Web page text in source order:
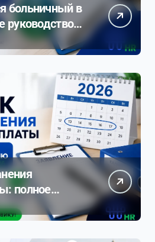
больничный в
руководство с
полное
и